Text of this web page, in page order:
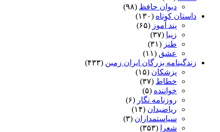
دیوان حافظ (۹۸)
داستان کوتاه (۱۳۰)
پند آموز (۶۵)
زیبا (۳۷)
طنز (۳۱)
عشق (۱۱)
زندگینامه بزرگان ایران زمین (۴۳۳)
پزشکان (۱۵)
خطاط (۳۷)
خواننده (۵)
روزنامه نگار (۶)
ریاضیدان (۱۴)
سیاستمداران (۳)
شعرا
(۳۵۳)